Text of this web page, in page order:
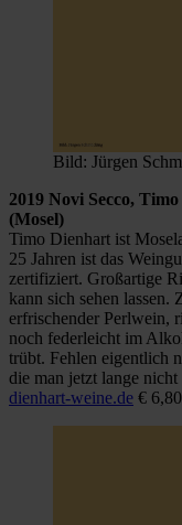
Bild: Jürgen
2019 Novi Secco,
(Mosel)
Timo Dienhart ist
25 Jahren ist das
zertifiziert. Großartige
kann sich sehen
erfrischender Perlwein,
noch federleicht im
trübt. Fehlen eigentlich
die man jetzt lange
dienhart-weine.de € 6,80